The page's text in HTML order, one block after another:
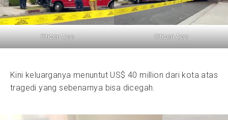
Citizen App Citizen App
Kini keluarganya menuntut US$ 40 million dari kota atas
tragedi yang sebenarnya bisa dicegah.